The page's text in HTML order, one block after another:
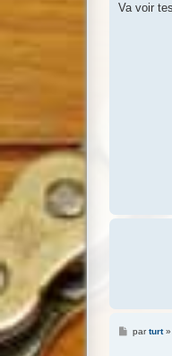
s
Va voir
Mparturt»